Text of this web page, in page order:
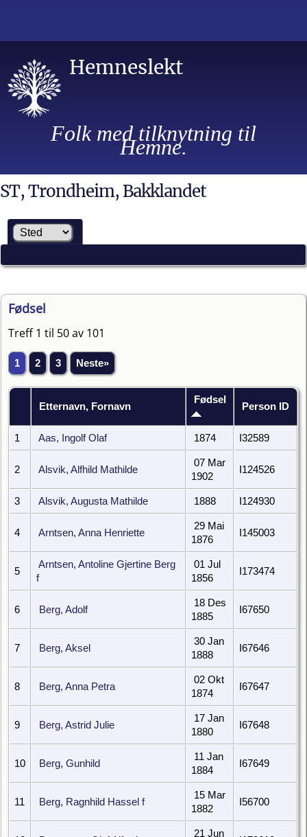
Hemneslekt
Folk med tilknytning til
Hemne.
ST, Trondheim, Bakklandet
Fødsel
Treff 1 til 50 av 101
1 2 3 Neste»
Etternavn, Fornavn
Fødsel
Person ID
1 Aas, Ingolf Olaf 1874 I32589
2 Alsvik, Alfhild Mathilde
07 Mar
1902
I124526
3 Alsvik, Augusta Mathilde 1888 I124930
4 Arntsen, Anna Henriette
29 Mai
1876
I145003
5
Arntsen, Antoline Gjertine Berg
f
01 Jul
1856
I173474
6 Berg, Adolf
18 Des
1885
I67650
7 Berg, Aksel
30 Jan
1888
I67646
8 Berg, Anna Petra
02 Okt
1874
I67647
9 Berg, Astrid Julie
17 Jan
1880
I67648
10 Berg, Gunhild
11 Jan
1884
I67649
11 Berg, Ragnhild Hassel f
15 Mar
1882
I56700
21 Jun